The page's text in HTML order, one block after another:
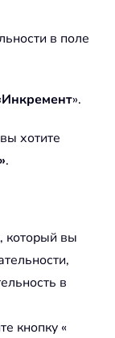
в поле
Инкремент».
хотите
.
который вы
в
кнопку «